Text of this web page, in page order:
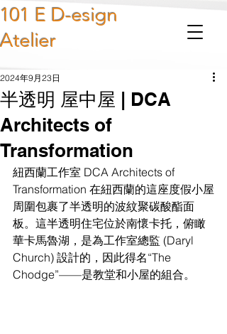
101 E D-esign
Atelier
半透明 屋中屋 | DCA
Architects of
Transformation
2024年9月23日
紐西蘭工作室 DCA Architects of
Transformation 在紐西蘭的這座度假小屋
周圍包裹了半透明的波紋聚碳酸酯面
板。這半透明住宅位於南懷卡托，俯瞰
華卡馬魯湖，是為工作室總監 (Daryl
Church) 設計的，因此得名“The
Chodge”——是教堂和小屋的組合。